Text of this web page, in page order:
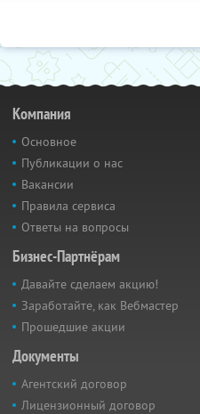
Компания
Основное
Публикации о нас
Вакансии
Правила сервиса
Ответы на вопросы
Бизнес-Партнёрам
Давайте сделаем акцию!
Заработайте, как Вебмастер
Прошедшие акции
Документы
Агентский договор
Лицензионный договор